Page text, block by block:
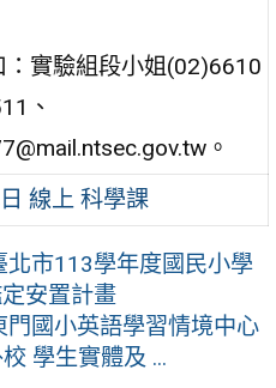
：實驗組段小姐(02)6610
、
。
線上 科學課
北市113學年度國民小學
安置計畫
門國小英語學習情境中心
學生實體及 ...